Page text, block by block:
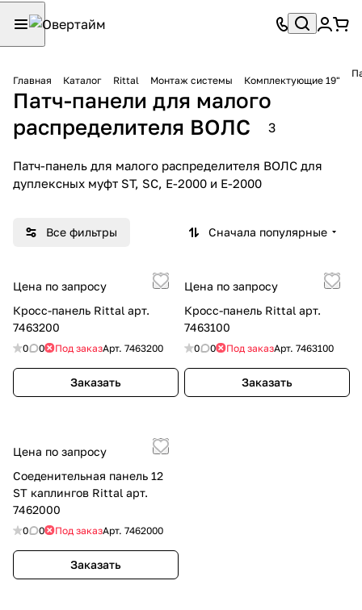
Главная Каталог Rittal Монтаж системы Комплектующие 19"
Патч-панели для малого
распределителя ВОЛС
3
Патч-панель для малого распределителя ВОЛС для
дуплексных муфт ST, SC, E-2000 и E-2000
Все фильтры Сначала популярные
Цена по запросу
Кросс-панель Rittal арт.
7463200
0 0 Под заказАрт. 7463200
Заказать
Цена по запросу
Кросс-панель Rittal арт.
7463100
0 0 Под заказАрт. 7463100
Заказать
Цена по запросу
Соеденительная панель 12
ST каплингов Rittal арт.
7462000
0 0 Под заказАрт. 7462000
Заказать